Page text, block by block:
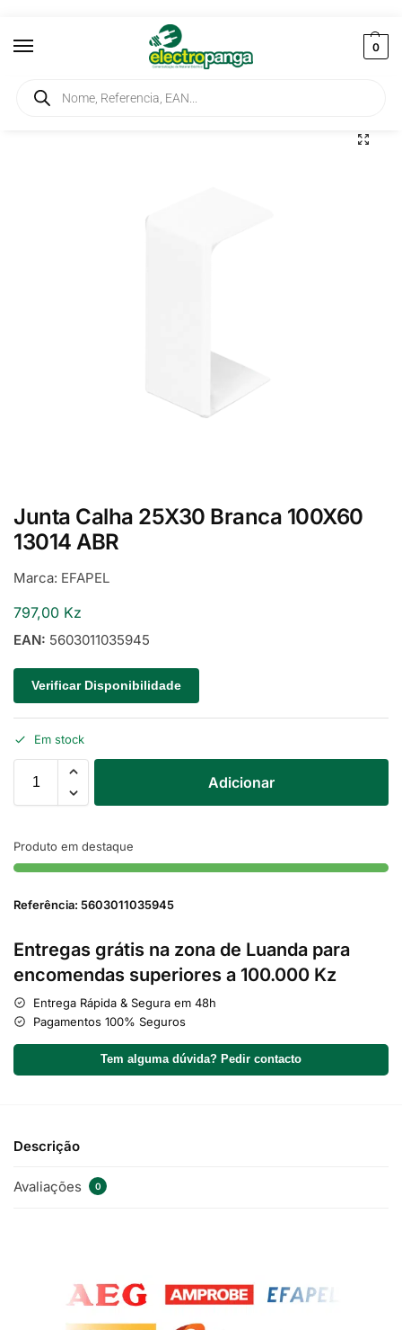
0
Início / Instalação / Calhas Técnicas
Junta Calha 25X30 Branca 100X60
13014 ABR
Marca: EFAPEL
797,00 Kz
EAN: 5603011035945
Verificar Disponibilidade
Em stock
Adicionar
Produto em destaque
Referência: 5603011035945
Entregas grátis na zona de Luanda para
encomendas superiores a 100.000 Kz
Entrega Rápida & Segura em 48h
Pagamentos 100% Seguros
Tem alguma dúvida? Pedir contacto
Descrição
Avaliações 0